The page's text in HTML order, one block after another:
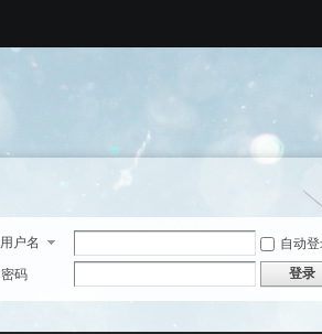
用户名 自动
密码
登录